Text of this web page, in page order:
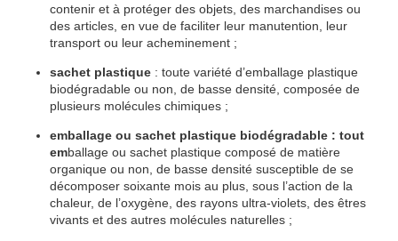
contenir et à protéger des objets, des marchandises ou
des articles, en vue de faciliter leur manutention, leur
transport ou leur acheminement ;
sachet plastique : toute variété d’emballage plastique
biodégradable ou non, de basse densité, composée de
plusieurs molécules chimiques ;
emballage ou sachet plastique biodégradable : tout
emballage ou sachet plastique composé de matière
organique ou non, de basse densité susceptible de se
décomposer soixante mois au plus, sous l’action de la
chaleur, de l’oxygène, des rayons ultra-violets, des êtres
vivants et des autres molécules naturelles ;